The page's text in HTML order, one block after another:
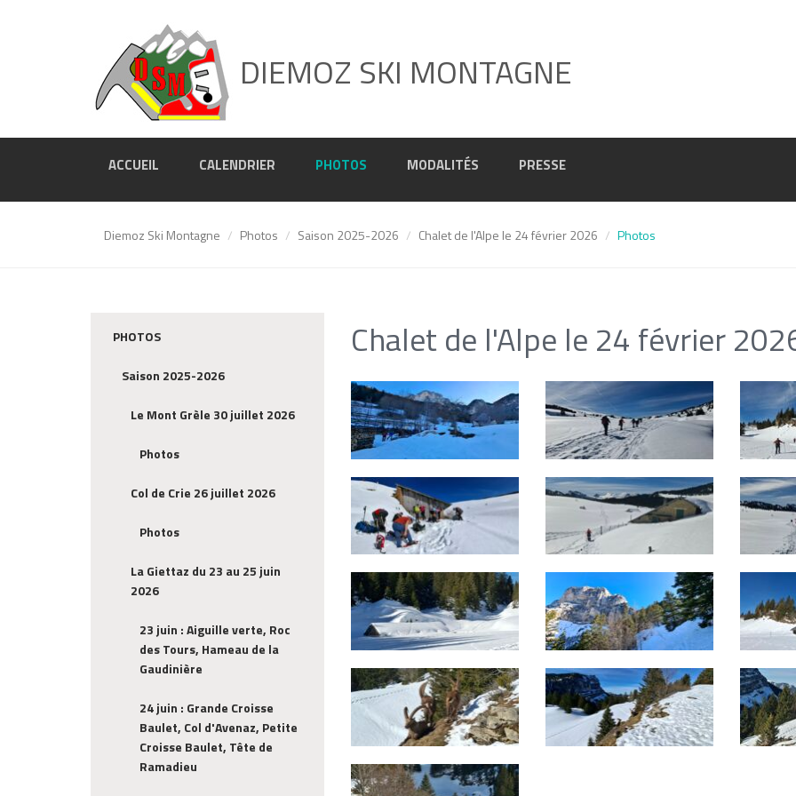
DIEMOZ SKI MONTAGNE
ACCUEIL CALENDRIER PHOTOS MODALITÉS PRESSE
Diemoz Ski Montagne Photos Saison 2025-2026 Chalet de l'Alpe le 24 février 2026 Photos
PHOTOS
Saison 2025-2026
Le Mont Grèle 30 juillet 2026
Photos
Col de Crie 26 juillet 2026
Photos
La Giettaz du 23 au 25 juin
2026
23 juin : Aiguille verte, Roc
des Tours, Hameau de la
Gaudinière
24 juin : Grande Croisse
Baulet, Col d'Avenaz, Petite
Croisse Baulet, Tête de
Ramadieu
Chalet de l'Alpe le 24 février